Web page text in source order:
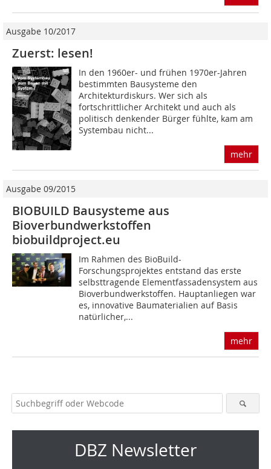
Ausgabe 10/2017
Zuerst: lesen!
In den 1960er- und frühen 1970er-Jahren
bestimmten Bausysteme den
Architekturdiskurs. Wer sich als
fortschrittlicher Architekt und auch als
politisch denkender Bürger fühlte, kam am
Systembau nicht...
mehr
Ausgabe 09/2015
BIOBUILD Bausysteme aus
Bioverbundwerkstoffen
biobuildproject.eu
Im Rahmen des BioBuild-
Forschungsprojektes entstand das erste
selbsttragende Elementfassadensystem aus
Bioverbundwerkstoffen. Hauptanliegen war
es, innovative Baumaterialien auf Basis
natürlicher,...
mehr
DBZ Newsletter